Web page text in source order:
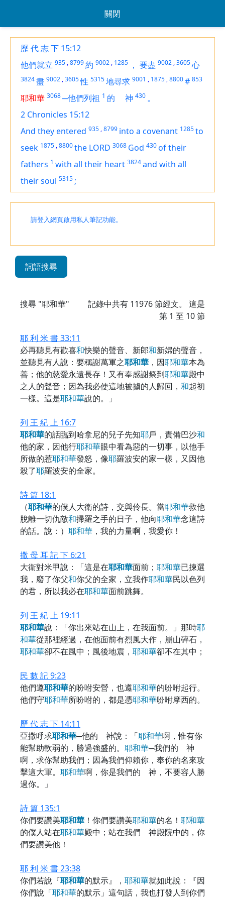
關閉
歷 代 志 下 15:12
他們就立 935 ,8799約 9002 , 1285 ， 要盡 9002 ,3605心
3824盡 9002 ,3605性 5315地尋求 9001 , 1875 ,8800# 853
耶和華 3068─他們列祖 1 的 神 430 。
2 Chronicles 15:12
And they entered 935 ,8799 into a covenant 1285to
seek 1875 ,8800the LORD 3068 God 430of their
fathers 1 with all their heart 3824and with all
their soul 5315 ;
請登入網頁啟用私人筆記功能。
詞語搜尋
搜尋 "耶和華" 記錄中共有 11976節經文。 這是
第 1 至 10 節
耶 利 米 書 33:11
必再聽見有歡喜和快樂的聲音、新郎和新婦的聲音，
並聽見有人說：要稱謝萬軍之耶和華 ，因耶和華本為
善；他的慈愛永遠長存！又有奉感謝祭到耶和華殿中
之人的聲音；因為我必使這地被擄的人歸回， 和起初
一樣。這是耶和華說的。」
列 王 紀 上 16:7
耶和華的話臨到哈拿尼的兒子先知耶戶，責備巴沙和
他的家，因他行耶和華眼中看為惡的一切事，以他手
所做的惹耶和華發怒，像耶羅波安的家一樣，又因他
殺了耶羅波安的全家。
詩 篇 18:1
（耶和華的僕人大衛的詩，交與伶長。當耶和華救他
脫離一切仇敵和掃羅之手的日子，他向耶和華念這詩
的話。說：） 耶和華 ，我的力量啊，我愛你！
撒 母 耳 記 下 6:21
大衛對米甲說：「這是在耶和華面前； 耶和華已揀選
我，廢了你父和你父的全家，立我作耶和華民以色列
的君，所以我必在耶和華面前跳舞。
列 王 紀 上 19:11
耶和華說：「你出來站在山上，在我面前。」那時耶
和華從那裡經過，在他面前有烈風大作，崩山碎石，
耶和華卻不在風中；風後地震， 耶和華卻不在其中；
民 數 記 9:23
他們遵耶和華的吩咐安營，也遵耶和華的吩咐起行。
他們守耶和華所吩咐的，都是憑耶和華吩咐摩西的。
歷 代 志 下 14:11
亞撒呼求耶和華─他的 神說：「耶和華啊，惟有你
能幫助軟弱的，勝過強盛的。 耶和華─我們的 神
啊，求你幫助我們；因為我們仰賴你，奉你的名來攻
擊這大軍。 耶和華啊，你是我們的 神，不要容人勝
過你。」
詩 篇 135:1
你們要讚美耶和華 ！你們要讚美耶和華的名！ 耶和華
的僕人站在耶和華殿中；站在我們 神殿院中的，你
們要讚美他！
耶 利 米 書 23:38
你們若說『耶和華的默示』， 耶和華就如此說：『因
你們說「耶和華的默示」這句話，我也打發人到你們